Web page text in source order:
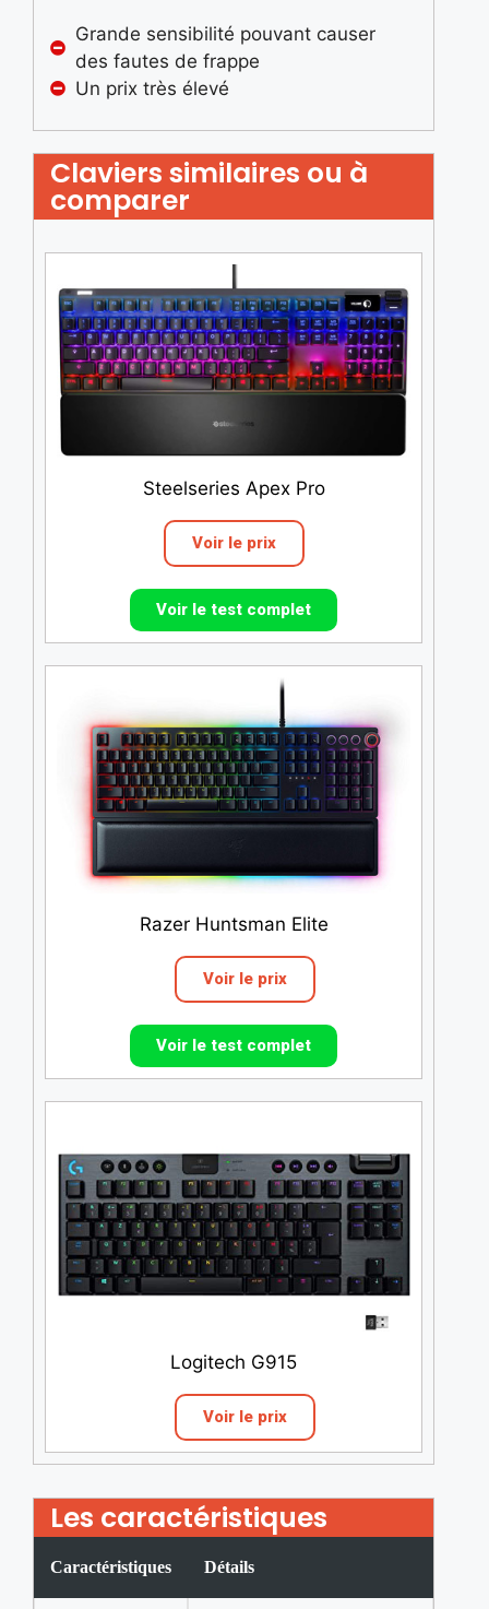
Grande sensibilité pouvant causer
des fautes de frappe
Un prix très élevé
Claviers similaires ou à
comparer
Steelseries Apex Pro
Voir le prix
Voir le test complet
Razer Huntsman Elite
Voir le prix
Voir le test complet
Logitech G915
Voir le prix
Les caractéristiques
Caractéristiques Détails